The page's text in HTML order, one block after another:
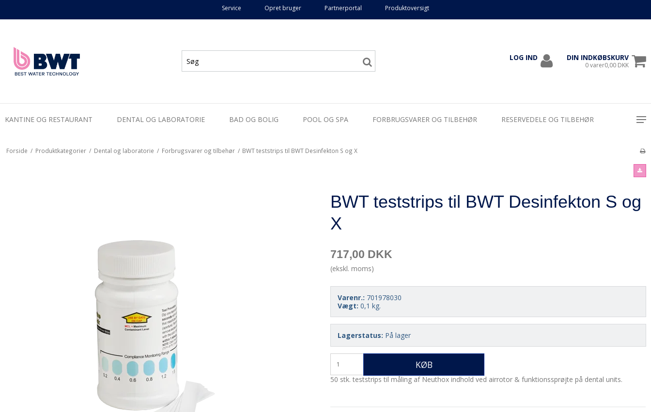
Service Opret bruger Partnerportal Produktoversigt
LOG IND DIN INDKØBSKURV
0 varer0,00 DKK
KANTINE OG RESTAURANT DENTAL OG LABORATORIE BAD OG BOLIG POOL OG SPA FORBRUGSVARER OG TILBEHØR RESERVEDELE OG TILBEHØR
Forside / Produktkategorier / Dental og laboratorie / Forbrugsvarer og tilbehør / BWT teststrips til BWT Desinfekton S og X
BWT teststrips til BWT Desinfekton S og
X
717,00 DKK
(ekskl. moms)
Varenr.: 701978030
Vægt: 0,1 kg.
Lagerstatus: På lager
KØB
50 stk. teststrips til måling af Neuthox indhold ved airrotor & funktionssprøjte på dental units.